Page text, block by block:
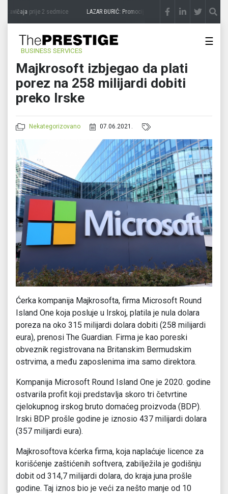
zavičajaprije 2 sedmice LAZAR ĐURIĆ: Promocija potencijal pretvara u destinaciju
BUSINESS SERVICES
☰
Majkrosoft izbjegao da plati
porez na 258 milijardi dobiti
preko Irske
Nekategorizovano 07.06.2021.
Ćerka kompanija Majkrosofta, firma Microsoft Round
Island One koja posluje u Irskoj, platila je nula dolara
poreza na oko 315 milijardi dolara dobiti (258 milijardi
eura), prenosi The Guardian. Firma je kao poreski
obveznik registrovana na Britanskim Bermudskim
ostrvima, a među zaposlenima ima samo direktora.
Kompanija Microsoft Round Island One je 2020. godine
ostvarila profit koji predstavlja skoro tri četvrtine
cjelokupnog irskog bruto domaćeg proizvoda (BDP).
Irski BDP prošle godine je iznosio 437 milijardi dolara
(357 milijardi eura).
Majkrosoftova kćerka firma, koja naplaćuje licence za
korišćenje zaštićenih softvera, zabilježila je godišnju
dobit od 314,7 milijardi dolara, do kraja juna prošle
godine. Taj iznos bio je veći za nešto manje od 10